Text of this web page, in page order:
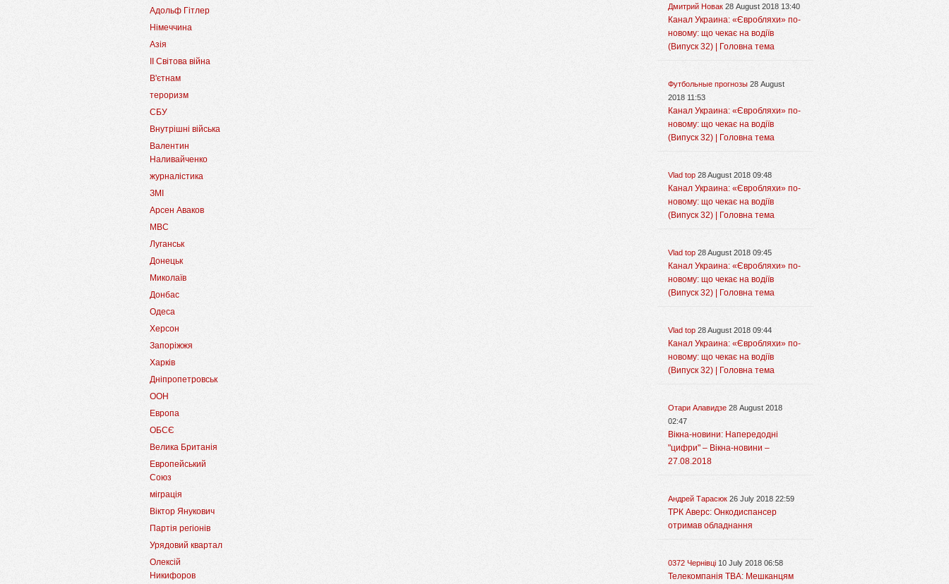
Адольф Гітлер
Німеччина
Азія
II Світова війна
В'єтнам
тероризм
СБУ
Внутрішні війська
Валентин
Наливайченко
журналістика
ЗМІ
Арсен Аваков
МВС
Луганськ
Донецьк
Миколаїв
Донбас
Одеса
Херсон
Запоріжжя
Харків
Дніпропетровськ
ООН
Европа
ОБСЄ
Велика Британія
Европейський
Союз
міграція
Віктор Янукович
Партія регіонів
Урядовий квартал
Олексій
Никифоров
Дмитрий Новак 28 August 2018 13:40
Канал Украина: «Євробляхи» по-
новому: що чекає на водіїв
(Випуск 32) | Головна тема
Футбольные прогнозы 28 August
2018 11:53
Канал Украина: «Євробляхи» по-
новому: що чекає на водіїв
(Випуск 32) | Головна тема
Vlad top 28 August 2018 09:48
Канал Украина: «Євробляхи» по-
новому: що чекає на водіїв
(Випуск 32) | Головна тема
Vlad top 28 August 2018 09:45
Канал Украина: «Євробляхи» по-
новому: що чекає на водіїв
(Випуск 32) | Головна тема
Vlad top 28 August 2018 09:44
Канал Украина: «Євробляхи» по-
новому: що чекає на водіїв
(Випуск 32) | Головна тема
Отари Алавидзе 28 August 2018
02:47
Вікна-новини: Напередодні
"цифри" – Вікна-новини –
27.08.2018
Андрей Тарасюк 26 July 2018 22:59
ТРК Аверс: Онкодиспансер
отримав обладнання
0372 Чернівці 10 July 2018 06:58
Телекомпанія ТВА: Мешканцям